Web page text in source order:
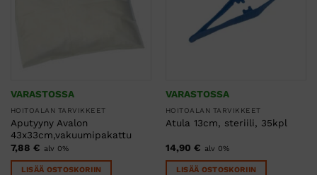
tuotteen
VARASTOSSA
HOITOALAN TARVIKKEET
Aputyyny Avalon
43x33cm,vakuumipakattu
7,88 € alv 0%
LISÄÄ OSTOSKORIIN
VARASTOSSA
HOITOALAN TARVIKKEET
Atula 13cm, steriili, 35kpl
14,90 € alv 0%
LISÄÄ OSTOSKORIIN